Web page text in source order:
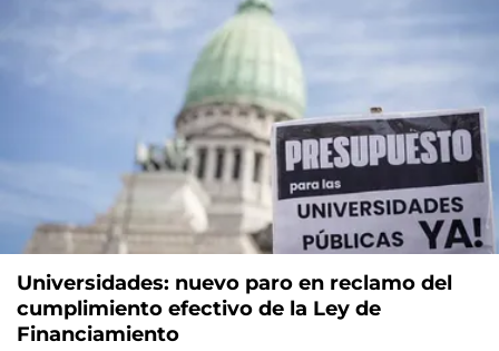
Universidades: nuevo paro en reclamo del
cumplimiento efectivo de la Ley de
Financiamiento